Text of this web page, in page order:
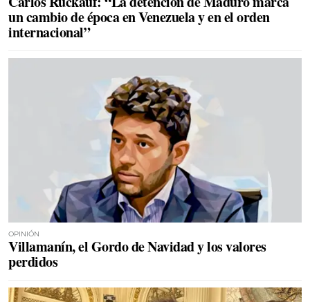
un cambio de época en Venezuela y en el orden
internacional”
OPINIÓN
Villamanín, el Gordo de Navidad y los valores
perdidos